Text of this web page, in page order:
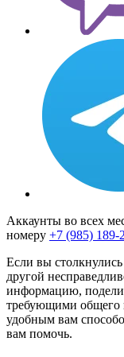
Аккаунты во всех
номеру +7 (985) 189-
Если вы
другой
информацию,
требующими общего
удобным вам
вам помочь.